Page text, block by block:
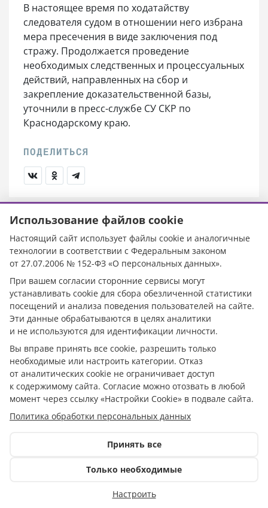
В настоящее время по ходатайству
следователя судом в отношении него избрана
мера пресечения в виде заключения под
стражу. Продолжается проведение
необходимых следственных и процессуальных
действий, направленных на сбор и
закрепление доказательственной базы,
уточнили в пресс-службе СУ СКР по
Краснодарскому краю.
Кубанское информационное агентство
18+
Сетевое издание зарегистрировано Федеральной
технологий и массовых коммуникаций (Роскомнадзор).
Свидетельство о регистрации: серия Эл № ФС77-72962 от
29 мая 2018 г.
Главный редактор: Бзегежев А. К.
Адрес редакции: 385011, Республика Адыгея, г. Майкоп,
ул. Пионерская, д. 383 А
Электронная почта редакции:kubinfo@bk.ru
Телефон редакции:+7 988 478-05-89
Телефон/Факс редакции:+7 (8772) 555-969
При цитировании материалов ссылка на источник
Исключительные права на материалы, размещённые в
сетевом издании https://кубанское.рф/, в соответствии с
законодательством Российской Федерации об охране
принадлежат ООО «АиФ - Адыгея».
Использование файлов cookie
Настоящий сайт использует файлы cookie и аналогичные
технологии в соответствии с Федеральным законом
от 27.07.2006 № 152-ФЗ «О персональных данных».
При вашем согласии сторонние сервисы могут
устанавливать cookie для сбора обезличенной статистики
посещений и анализа поведения пользователей на сайте.
Эти данные обрабатываются в целях аналитики
и не используются для идентификации личности.
Вы вправе принять все cookie, разрешить только
необходимые или настроить категории. Отказ
от аналитических cookie не ограничивает доступ
к содержимому сайта. Согласие можно отозвать в любой
момент через ссылку «Настройки Cookie» в подвале сайта.
Политика обработки персональных данных
Принять все
Только необходимые
Настроить